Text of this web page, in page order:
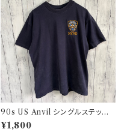
90s US Anvil シングルステッチT
シャツ ニューヨーク警察 ヴィンテ
ージ
¥1,800